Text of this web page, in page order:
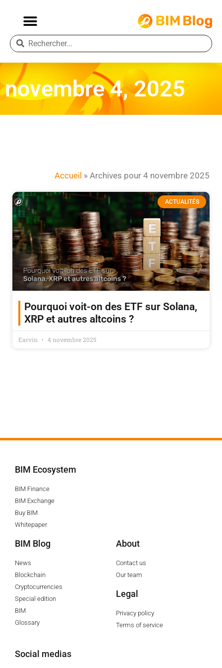
novembre 4, 2025
Accueil » Archives pour 4 novembre 2025
ACTUALITÉS
Pourquoi voit-on des ETF sur Solana,
XRP et autres altcoins ?
Earvin 4 novembre 2025
BIM Ecosystem
BIM Finance
BIM Exchange
Buy BIM
Whitepaper
BIM Blog
News
Blockchain
Cryptocurrencies
Special edition
BIM
Glossary
About
Contact us
Our team
Legal
Privacy policy
Terms of service
Social medias